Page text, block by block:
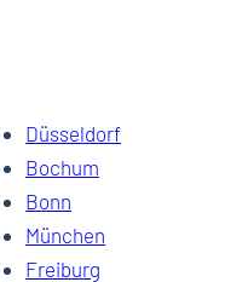
Düsseldorf
Bochum
Bonn
München
Freiburg